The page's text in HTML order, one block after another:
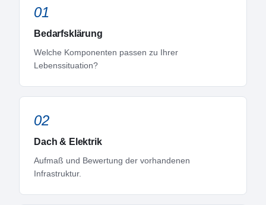
01
Bedarfsklärung
Welche Komponenten passen zu Ihrer
Lebenssituation?
02
Dach & Elektrik
Aufmaß und Bewertung der vorhandenen
Infrastruktur.